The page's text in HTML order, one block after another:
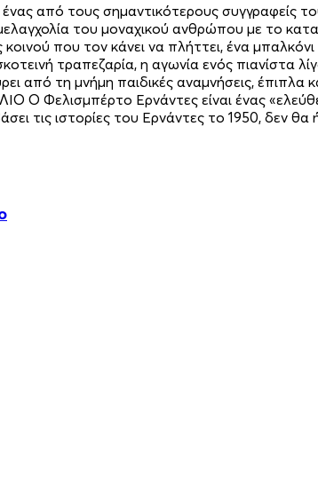
από τους σηµαντικότερους συγγραφείς
του µοναχικού ανθρώπου µε το
κοινού που τον κάνει να πλήττει, ένα
τραπεζαρία, η αγωνία ενός πιανίστα
από τη µνήµη παιδικές αναµνήσεις, έπιπλα
Ο Φελισμπέρτο Ερνάντες είναι ένας
τις ιστορίες του Ερνάντες το 1950,